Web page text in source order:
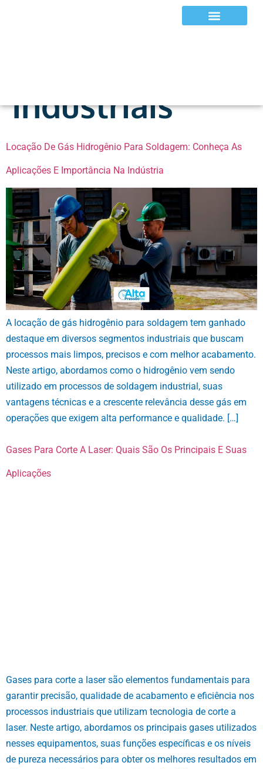
Industriais
Locação De Gás Hidrogênio Para Soldagem: Conheça As
Aplicações E Importância Na Indústria
A locação de gás hidrogênio para soldagem tem ganhado
destaque em diversos segmentos industriais que buscam
processos mais limpos, precisos e com melhor acabamento.
Neste artigo, abordamos como o hidrogênio vem sendo
utilizado em processos de soldagem industrial, suas
vantagens técnicas e a crescente relevância desse gás em
operações que exigem alta performance e qualidade. […]
Gases Para Corte A Laser: Quais São Os Principais E Suas
Aplicações
Gases para corte a laser são elementos fundamentais para
garantir precisão, qualidade de acabamento e eficiência nos
processos industriais que utilizam tecnologia de corte a
laser. Neste artigo, abordamos os principais gases utilizados
nesses equipamentos, suas funções específicas e os níveis
de pureza necessários para obter os melhores resultados em